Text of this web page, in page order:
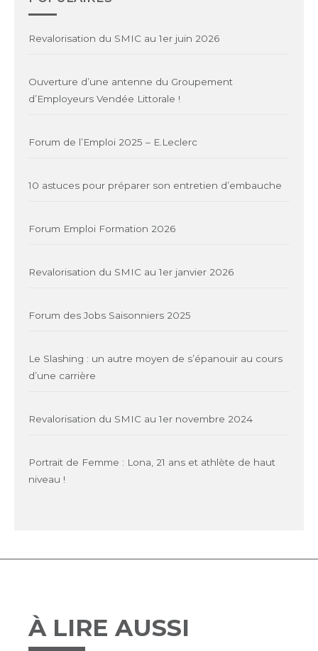
Revalorisation du SMIC au 1er juin 2026
Ouverture d’une antenne du Groupement
d’Employeurs Vendée Littorale !
Forum de l’Emploi 2025 – E.Leclerc
10 astuces pour préparer son entretien d’embauche
Forum Emploi Formation 2026
Revalorisation du SMIC au 1er janvier 2026
Forum des Jobs Saisonniers 2025
Le Slashing : un autre moyen de s’épanouir au cours
d’une carrière
Revalorisation du SMIC au 1er novembre 2024
Portrait de Femme : Lona, 21 ans et athlète de haut
niveau !
À LIRE AUSSI